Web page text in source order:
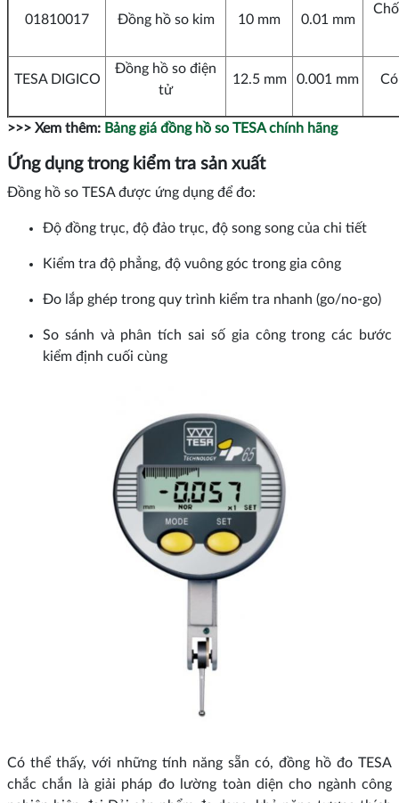
01810017 Đồng hồ so kim 10 mm 0.01 mm
TESA DIGICO
Đồng hồ so điện
tử
12.5 mm 0.001 mm
>>> Xem thêm: Bảng giá đồng hồ so TESA chính hãng
Ứng dụng trong kiểm tra sản xuất
Đồng hồ so TESA được ứng dụng để đo:
Độ đồng trục, độ đảo trục, độ song song của chi tiết
Kiểm tra độ phẳng, độ vuông góc trong gia công
Đo lắp ghép trong quy trình kiểm tra nhanh (go/no-go)
So sánh và phân tích sai số gia công trong các bước
kiểm định cuối cùng
Có thể thấy, với những tính năng sẵn có, đồng hồ đo TESA
chắc chắn là giải pháp đo lường toàn diện cho ngành công